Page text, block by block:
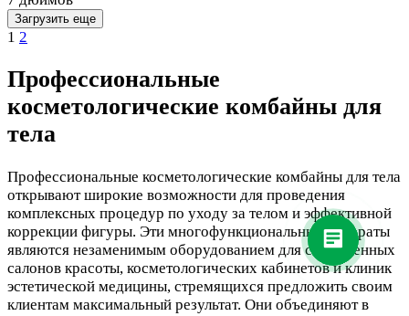
Загрузить еще
1 2
Профессиональные
косметологические комбайны для
тела
Профессиональные косметологические комбайны для тела
открывают широкие возможности для проведения
комплексных процедур по уходу за телом и эффективной
коррекции фигуры. Эти многофункциональные аппараты
являются незаменимым оборудованием для современных
салонов красоты, косметологических кабинетов и клиник
эстетической медицины, стремящихся предложить своим
клиентам максимальный результат. Они объединяют в